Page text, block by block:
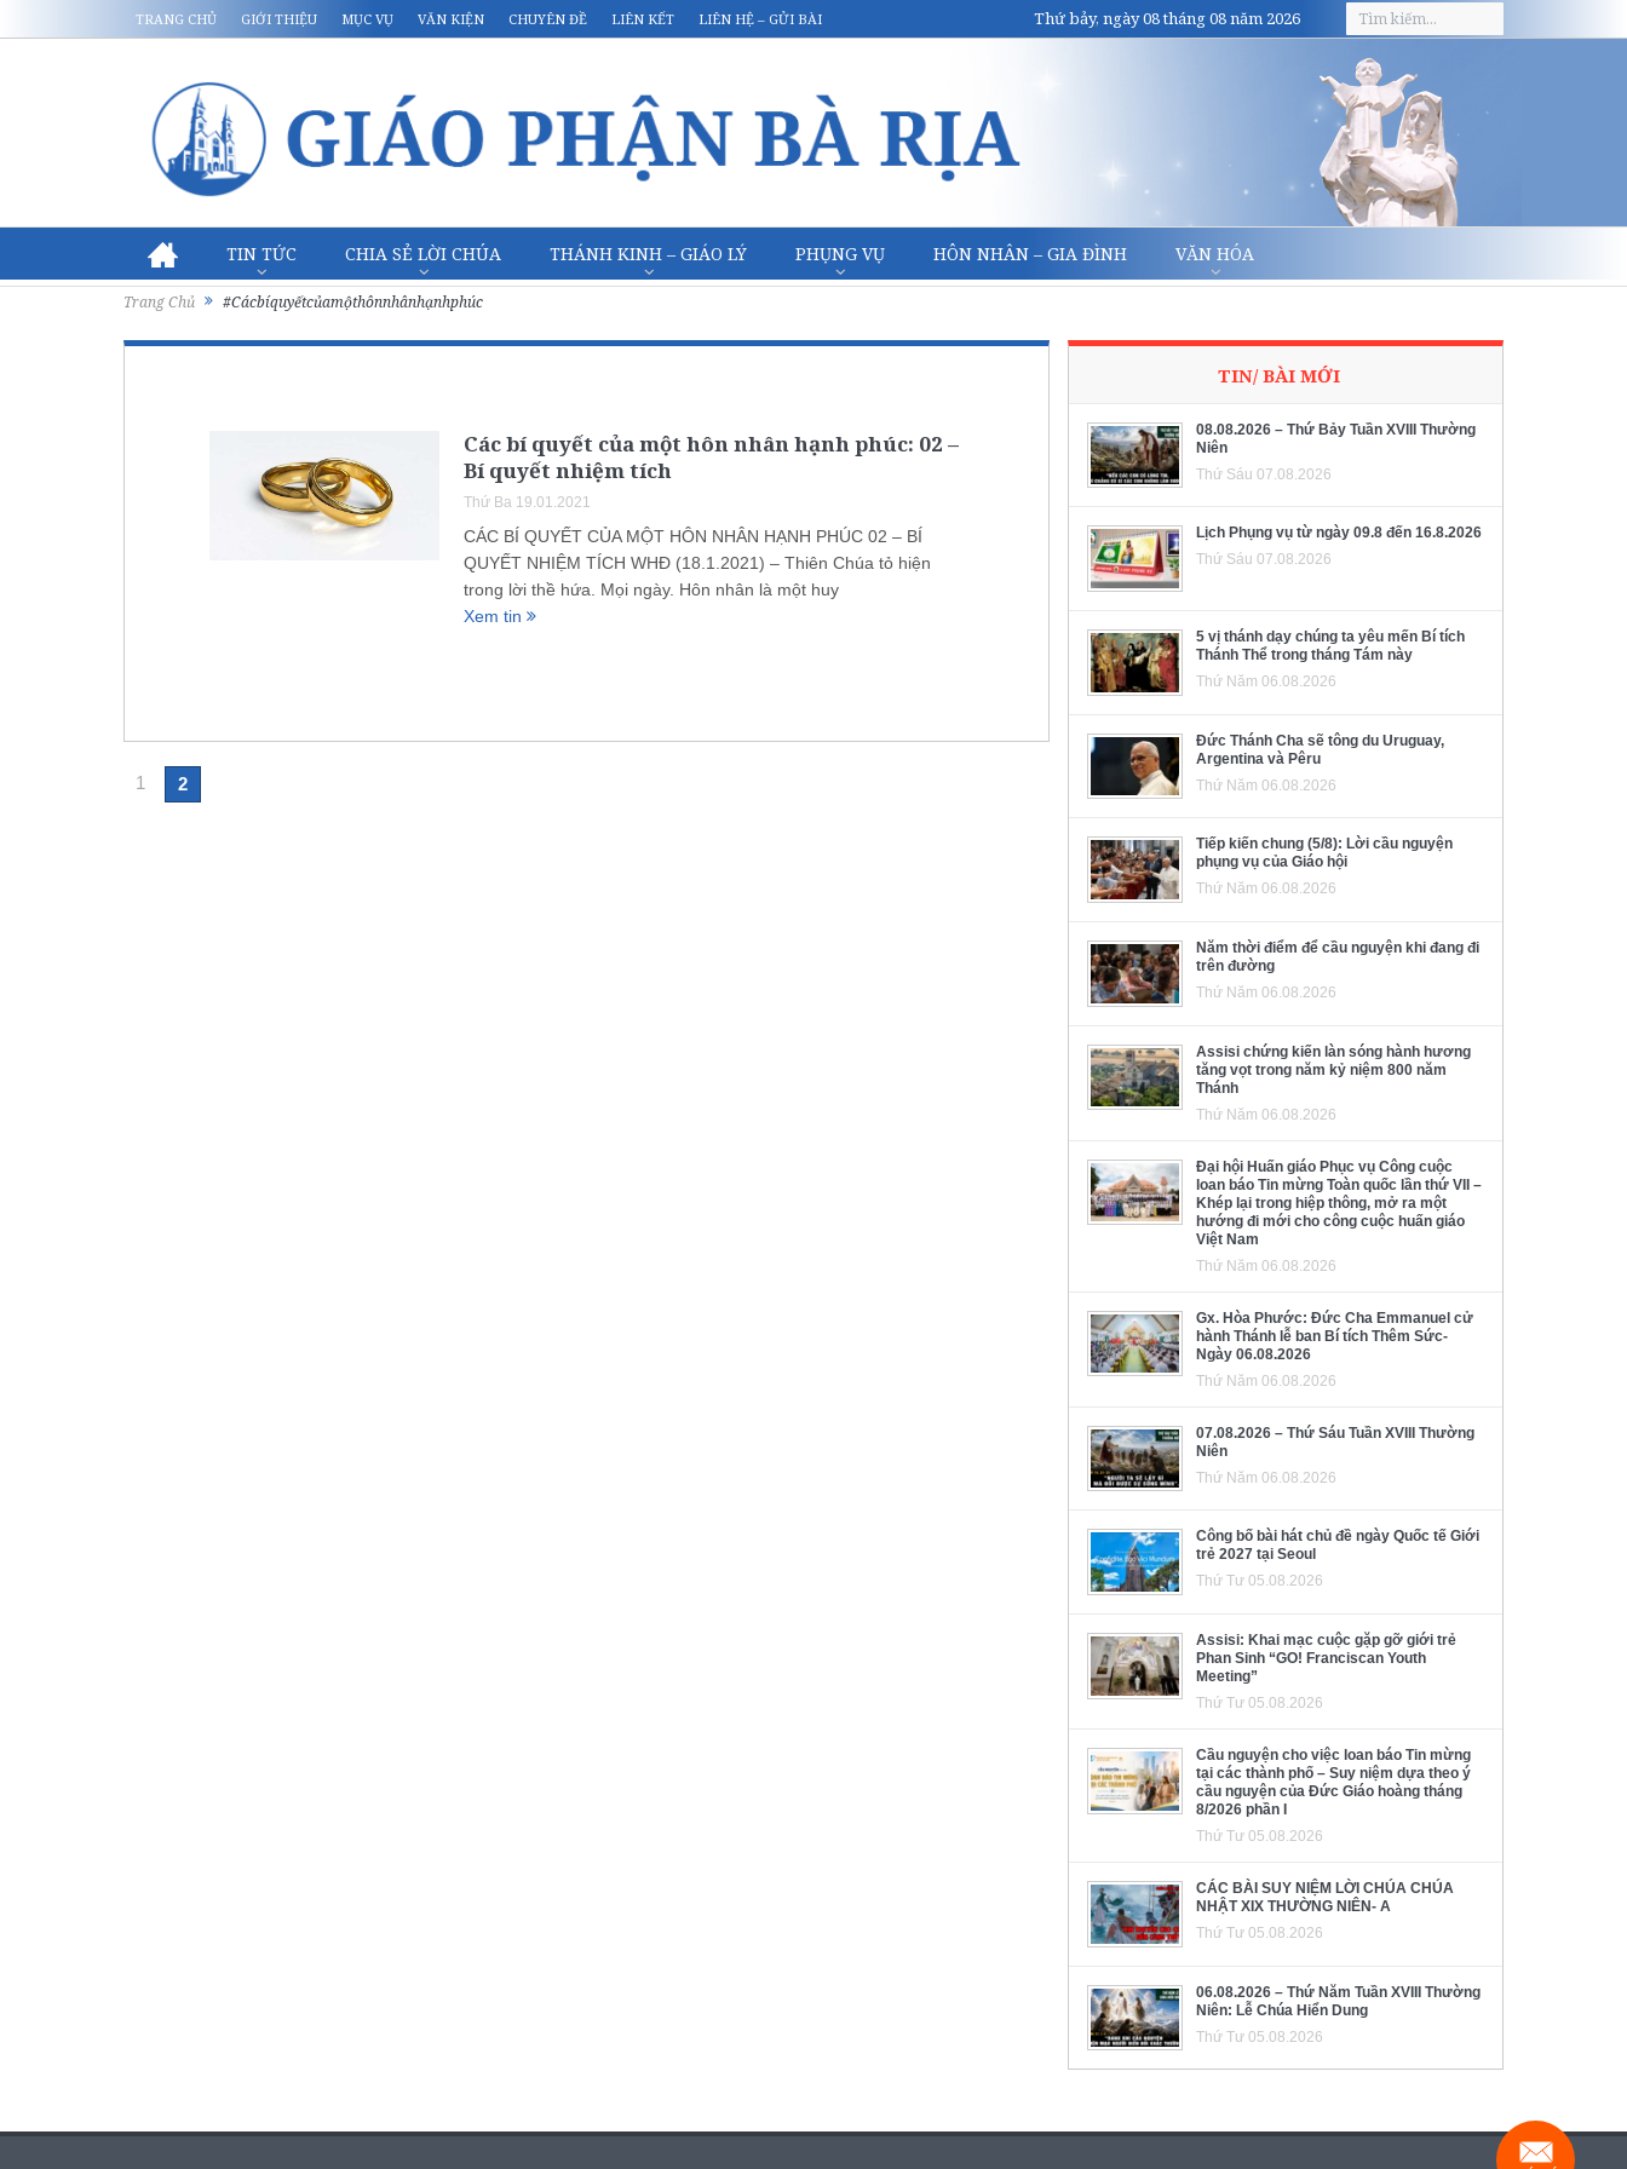
TRANG CHỦ GIỚI THIỆU MỤC VỤ VĂN KIỆN CHUYÊN ĐỀ LIÊN KẾT LIÊN HỆ – GỬI BÀI Thứ bảy, ngày 08 tháng 08 năm 2026
TIN TỨC CHIA SẺ LỜI CHÚA THÁNH KINH – GIÁO LÝ PHỤNG VỤ HÔN NHÂN – GIA ĐÌNH VĂN HÓA
Trang Chủ #Cácbíquyếtcủamộthônnhânhạnhphúc
Các bí quyết của một hôn nhân hạnh phúc: 02 –
Bí quyết nhiệm tích
Thứ Ba 19.01.2021
CÁC BÍ QUYẾT CỦA MỘT HÔN NHÂN HẠNH PHÚC 02 – BÍ
QUYẾT NHIỆM TÍCH WHĐ (18.1.2021) – Thiên Chúa tỏ hiện
trong lời thề hứa. Mọi ngày. Hôn nhân là một huy
Xem tin
1 2
TIN/ BÀI MỚI
08.08.2026 – Thứ Bảy Tuần XVIII Thường
Niên
Thứ Sáu 07.08.2026
Lịch Phụng vụ từ ngày 09.8 đến 16.8.2026
Thứ Sáu 07.08.2026
5 vị thánh dạy chúng ta yêu mến Bí tích
Thánh Thể trong tháng Tám này
Thứ Năm 06.08.2026
Đức Thánh Cha sẽ tông du Uruguay,
Argentina và Pêru
Thứ Năm 06.08.2026
Tiếp kiến chung (5/8): Lời cầu nguyện
phụng vụ của Giáo hội
Thứ Năm 06.08.2026
Năm thời điểm để cầu nguyện khi đang đi
trên đường
Thứ Năm 06.08.2026
Assisi chứng kiến làn sóng hành hương
tăng vọt trong năm kỷ niệm 800 năm
Thánh
Thứ Năm 06.08.2026
Đại hội Huấn giáo Phục vụ Công cuộc
loan báo Tin mừng Toàn quốc lần thứ VII –
Khép lại trong hiệp thông, mở ra một
hướng đi mới cho công cuộc huấn giáo
Việt Nam
Thứ Năm 06.08.2026
Gx. Hòa Phước: Đức Cha Emmanuel cử
hành Thánh lễ ban Bí tích Thêm Sức-
Ngày 06.08.2026
Thứ Năm 06.08.2026
07.08.2026 – Thứ Sáu Tuần XVIII Thường
Niên
Thứ Năm 06.08.2026
Công bố bài hát chủ đề ngày Quốc tế Giới
trẻ 2027 tại Seoul
Thứ Tư 05.08.2026
Assisi: Khai mạc cuộc gặp gỡ giới trẻ
Phan Sinh “GO! Franciscan Youth
Meeting”
Thứ Tư 05.08.2026
Cầu nguyện cho việc loan báo Tin mừng
tại các thành phố – Suy niệm dựa theo ý
cầu nguyện của Đức Giáo hoàng tháng
8/2026 phần I
Thứ Tư 05.08.2026
CÁC BÀI SUY NIỆM LỜI CHÚA CHÚA
NHẬT XIX THƯỜNG NIÊN- A
Thứ Tư 05.08.2026
06.08.2026 – Thứ Năm Tuần XVIII Thường
Niên: Lễ Chúa Hiển Dung
Thứ Tư 05.08.2026